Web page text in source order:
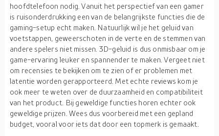
hoofdtelefoon nodig. Vanuit het perspectief van een gamer
is ruisonderdrukking een van de belangrijkste functies die de
gaming-setup echt maken. Natuurlijk wil je het geluid van
voetstappen, geweerschoten in de verte en de stemmen van
andere spelers niet missen. 3D-geluid is dus onmisbaar om je
game-ervaring leuker en spannender te maken. Vergeet niet
om recensies te bekijken om te zien of er problemen met
latentie worden gerapporteerd. Met echte reviews kom je
ook meer te weten over de duurzaamheid en compatibiliteit
van het product. Bij geweldige functies horen echter ook
geweldige prijzen. Wees dus voorbereid met een gepland
budget, vooral voor iets dat door een topmerk is gemaakt.